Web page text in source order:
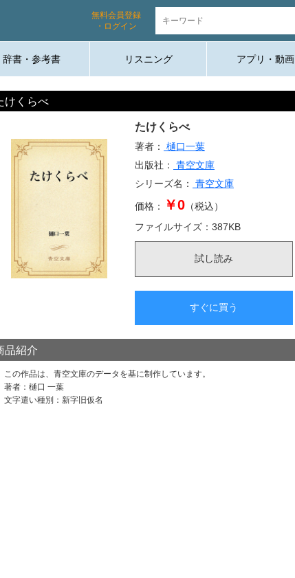
無料会員登録
・ログイン
辞書・参考書 リスニング アプリ・動画
けくらべ
たけくらべ
著者：
樋口一葉
出版社：
青空文庫
シリーズ名：
青空文庫
価格： ￥0 （税込）
ファイルサイズ： 387KB
試し読み
すぐに買う
品紹介
この作品は、青空文庫のデータを基に制作しています。
著者：樋口 一葉
文字遣い種別：新字旧仮名